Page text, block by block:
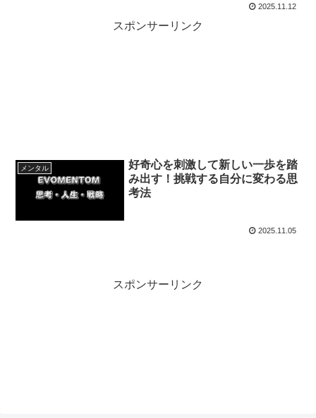
2025.11.12
スポンサーリンク
メンタル
好奇心を刺激して新しい一歩を踏
み出す！挑戦する自分に変わる思
考法
2025.11.05
スポンサーリンク